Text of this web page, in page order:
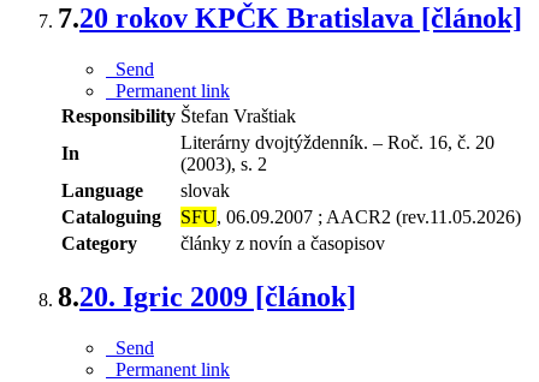
7.20 rokov KPČK Bratislava [článok]
Send
Permanent link
Responsibility Štefan Vraštiak
In
Literárny dvojtýždenník. – Roč. 16, č. 20
(2003), s. 2
Language
slovak
Cataloguing
SFU, 06.09.2007 ; AACR2 (rev.11.05.2026)
Category
články z novín a časopisov
8.20. Igric 2009 [článok]
Send
Permanent link